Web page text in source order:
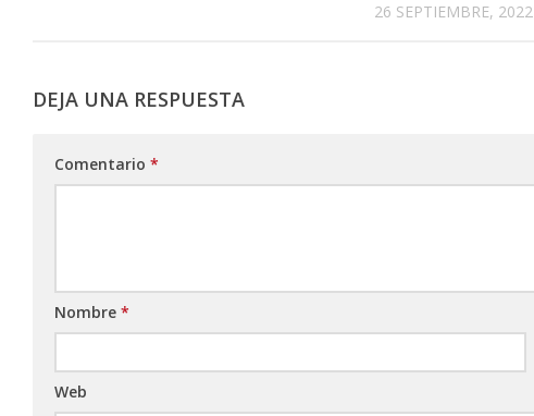
26 SEPTIEMBRE, 2022
DEJA UNA RESPUESTA
Comentario *
Nombre *
Web